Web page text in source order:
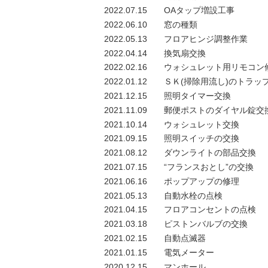
2022.07.15
OAタップ増設工事
2022.06.10
窓の種類
2022.05.13
フロアヒンジ調整作業
2022.04.14
換気扇交換
2022.02.16
ウォシュレット用リモコン
2022.01.12
ＳＫ(掃除用流し)のトラッ
2021.12.15
照明タイマー交換
2021.11.09
郵便ポストのダイヤル錠交
2021.10.14
ウォシュレット交換
2021.09.15
照明スイッチの交換
2021.08.12
ダウンライトの部品交換
2021.07.15
“フランスおとし”の交換
2021.06.16
ポップアップの修理
2021.05.13
自動水栓の点検
2021.04.15
フロアコンセントの点検
2021.03.18
ピストンバルブの交換
2021.02.15
自動点滅器
2021.01.15
電気メーター